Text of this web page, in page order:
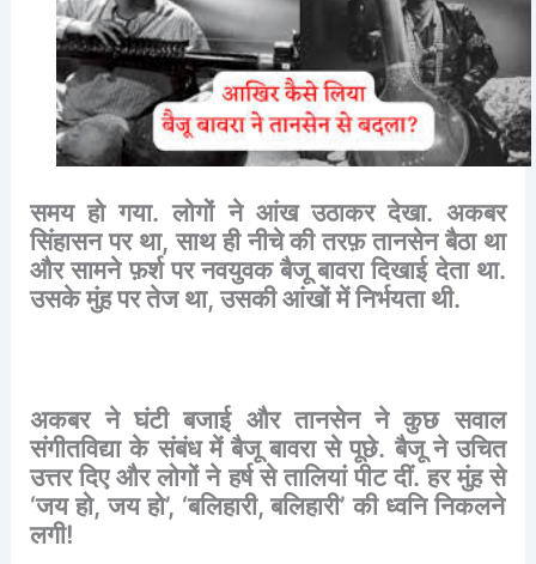
समय हो गया.लोगों ने आंख उठाकर देखा. अकबर
सिंहासन पर था,साथ ही नीचे की तरफ़ तानसेन बैठा था
और सामने फ़र्श पर नवयुवक बैजू बावरा दिखाई देता था.
उसकेमुंहपरतेज था,उसकीआंखोंमेंनिर्भयता थी.
अकबर ने घंटी बजाई और तानसेन ने कुछ सवाल
संगीतविद्या के संबंध में बैजू बावरा से पूछे.बैजू ने उचित
उत्तर दिए और लोगों ने हर्ष से तालियां पीट दीं.हर मुंह से
‘जय हो,जय हो’, ‘बलिहारी,बलिहारी’की ध्वनि निकलने
लगी!